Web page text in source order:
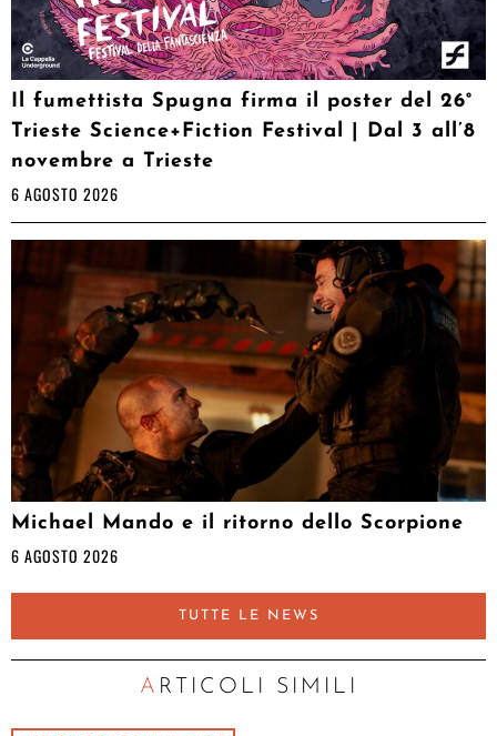
Il fumettista Spugna firma il poster del 26°
Trieste Science+Fiction Festival | Dal 3 all’8
novembre a Trieste
6 AGOSTO 2026
Michael Mando e il ritorno dello Scorpione
6 AGOSTO 2026
TUTTE LE NEWS
ARTICOLI SIMILI